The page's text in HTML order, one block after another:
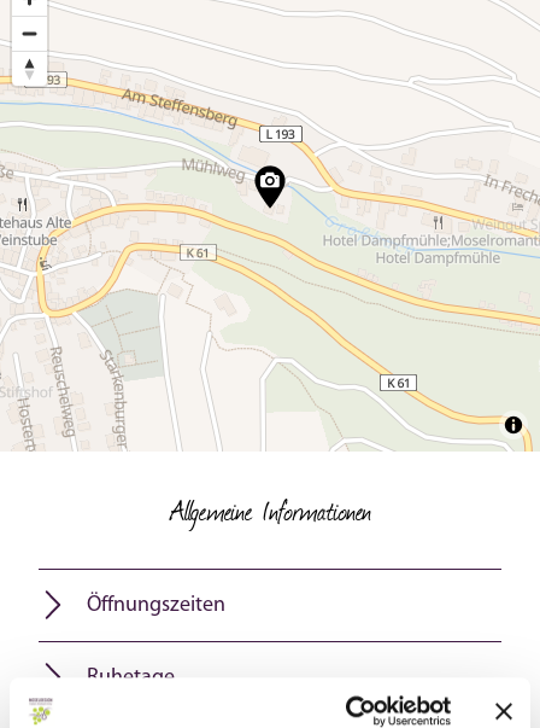
Allgemeine Informationen
Öffnungszeiten
Ruhetage